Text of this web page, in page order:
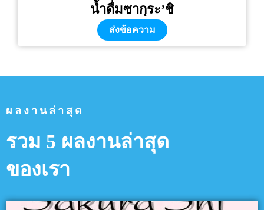
น้ำดื่มซากุระ’ชิ
ส่งข้อความ
ผลงานล่าสุด
รวม 5 ผลงานล่าสุด
ของเรา